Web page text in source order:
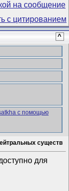
^
существ
для